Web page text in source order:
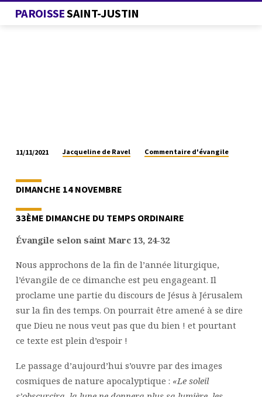
PAROISSESAINT-JUSTIN
D’ÉVANGILE
11/11/2021 Jacqueline de Ravel Commentaire d'évangile
DIMANCHE 14 NOVEMBRE
33ÈME DIMANCHE DU TEMPS ORDINAIRE
Évangile selon saint Marc 13, 24-32
Nous approchons de la fin de l’année liturgique,
l’évangile de ce dimanche est peu engageant. Il
proclame une partie du discours de Jésus à Jérusalem
sur la fin des temps. On pourrait être amené à se dire
que Dieu ne nous veut pas que du bien ! et pourtant
ce texte est plein d’espoir !
Le passage d’aujourd’hui s’ouvre par des images
cosmiques de nature apocalyptique : «Le soleil